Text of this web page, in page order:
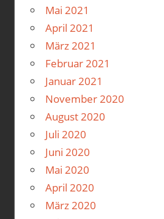
Mai 2021
April 2021
März 2021
Februar 2021
Januar 2021
November 2020
August 2020
Juli 2020
Juni 2020
Mai 2020
April 2020
März 2020